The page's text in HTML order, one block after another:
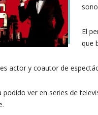
El
que
actor y coautor de
podido ver en series de